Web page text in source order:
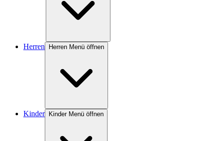
Herren Herren Menü öffnen
Kinder Kinder Menü öffnen